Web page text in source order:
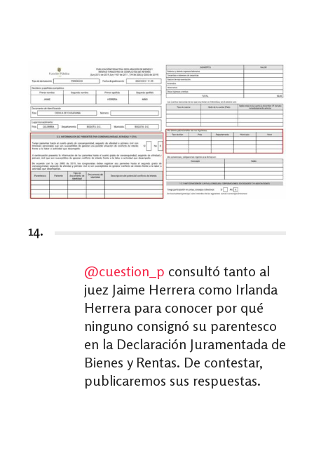
14.
@cuestion_p consultó tanto al
juez Jaime Herrera como Irlanda
Herrera para conocer por qué
ninguno consignó su parentesco
en la Declaración Juramentada de
Bienes y Rentas. De contestar,
publicaremos sus respuestas.